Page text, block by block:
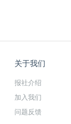
关于我们
报社介绍
加入我们
问题反馈